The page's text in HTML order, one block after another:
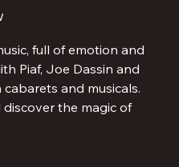
full of emotion and
Piaf, Joe Dassin and
and musicals.
the magic of